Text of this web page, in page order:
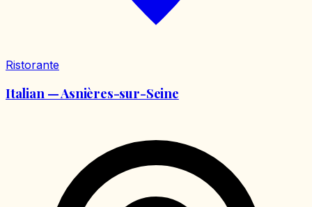
Ristorante
Italian — Asnières-sur-Seine